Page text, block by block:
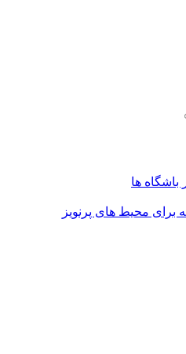
باشگاه ها
برای محیط های پرنویز